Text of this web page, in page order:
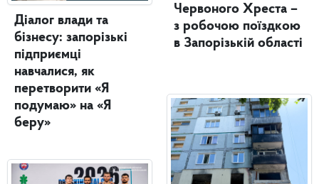
Діалог влади та
бізнесу: запорізькі
підприємці
навчалися, як
перетворити «Я
подумаю» на «Я
беру»
Червоного Хреста –
з робочою поїздкою
в Запорізькій області